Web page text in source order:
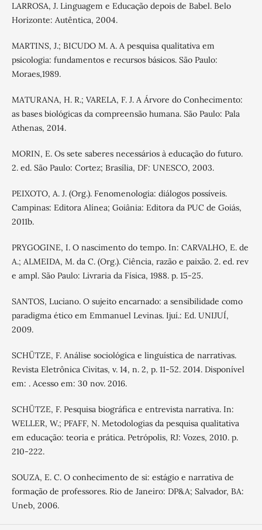
LARROSA, J. Linguagem e Educação depois de Babel. Belo
Horizonte: Autêntica, 2004.
MARTINS, J.; BICUDO M. A. A pesquisa qualitativa em
psicologia: fundamentos e recursos básicos. São Paulo:
Moraes,1989.
MATURANA, H. R.; VARELA, F. J. A Árvore do Conhecimento:
as bases biológicas da compreensão humana. São Paulo: Pala
Athenas, 2014.
MORIN, E. Os sete saberes necessários à educação do futuro.
2. ed. São Paulo: Cortez; Brasília, DF: UNESCO, 2003.
PEIXOTO, A. J. (Org.). Fenomenologia: diálogos possíveis.
Campinas: Editora Alínea; Goiânia: Editora da PUC de Goiás,
2011b.
PRYGOGINE, I. O nascimento do tempo. In: CARVALHO, E. de
A.; ALMEIDA, M. da C. (Org.). Ciência, razão e paixão. 2. ed. rev
e ampl. São Paulo: Livraria da Física, 1988. p. 15-25.
SANTOS, Luciano. O sujeito encarnado: a sensibilidade como
paradigma ético em Emmanuel Levinas. Ijuí.: Ed. UNIJUÍ,
2009.
SCHÜTZE, F. Análise sociológica e linguística de narrativas.
Revista Eletrônica Civitas, v. 14, n. 2, p. 11-52. 2014. Disponível
em: . Acesso em: 30 nov. 2016.
SCHÜTZE, F. Pesquisa biográfica e entrevista narrativa. In:
WELLER, W.; PFAFF, N. Metodologias da pesquisa qualitativa
em educação: teoria e prática. Petrópolis, RJ: Vozes, 2010. p.
210-222.
SOUZA, E. C. O conhecimento de si: estágio e narrativa de
formação de professores. Rio de Janeiro: DP&A; Salvador, BA:
Uneb, 2006.